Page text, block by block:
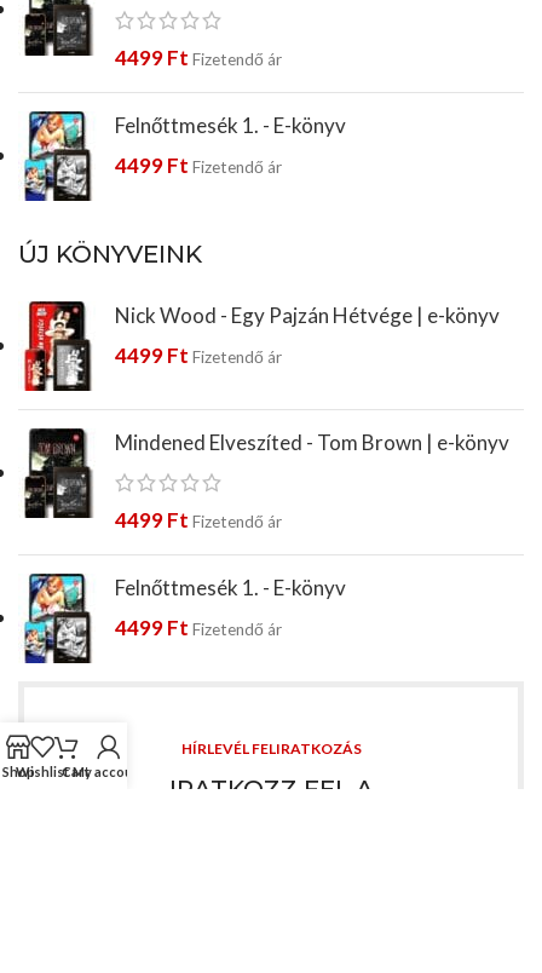
4499Ft Fizetendő ár
Felnőttmesék 1. - E-könyv
4499Ft Fizetendő ár
ÚJ KÖNYVEINK
Nick Wood - Egy Pajzán Hétvége | e-könyv
4499Ft Fizetendő ár
Mindened Elveszíted - Tom Brown | e-könyv
4499Ft Fizetendő ár
Felnőttmesék 1. - E-könyv
4499Ft Fizetendő ár
HÍRLEVÉL FELIRATKOZÁS
IRATKOZZ FEL A
ShopWishlistCart
My account